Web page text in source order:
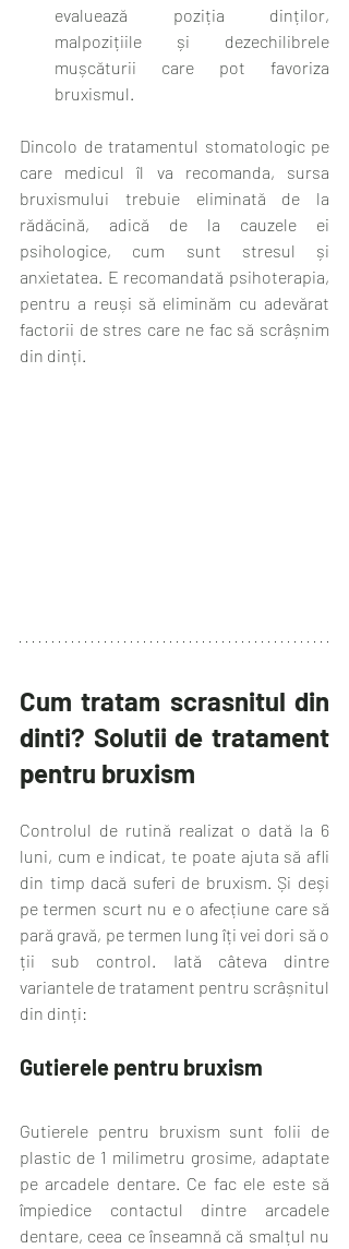
evaluează poziția dinților,
malpozițiile și dezechilibrele
mușcăturii care pot favoriza
bruxismul.
Dincolo de tratamentul stomatologic pe
care medicul îl va recomanda, sursa
bruxismului trebuie eliminată de la
rădăcină, adică de la cauzele ei
psihologice, cum sunt stresul și
anxietatea. E recomandată psihoterapia,
pentru a reuși să eliminăm cu adevărat
factorii de stres care ne fac să scrâșnim
din dinți.
Cum tratam scrasnitul din
dinti? Solutii de tratament
pentru bruxism
Controlul de rutină realizat o dată la 6
luni, cum e indicat, te poate ajuta să afli
din timp dacă suferi de bruxism. Și deși
pe termen scurt nu e o afecțiune care să
pară gravă, pe termen lung îți vei dori să o
ții sub control. Iată câteva dintre
variantele de tratament pentru scrâșnitul
din dinți:
Gutierele pentru bruxism
Gutierele pentru bruxism sunt folii de
plastic de 1 milimetru grosime, adaptate
pe arcadele dentare. Ce fac ele este să
împiedice contactul dintre arcadele
dentare, ceea ce înseamnă că smalțul nu